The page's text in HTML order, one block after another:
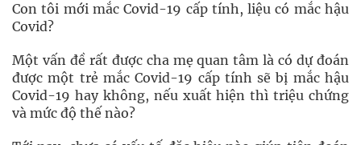
Con tôi mới mắc Covid-19 cấp tính, liệu có mắc hậu
Covid?
Một vấn đề rất được cha mẹ quan tâm là có dự đoán
được một trẻ mắc Covid-19 cấp tính sẽ bị mắc hậu
Covid-19 hay không, nếu xuất hiện thì triệu chứng
và mức độ thế nào?